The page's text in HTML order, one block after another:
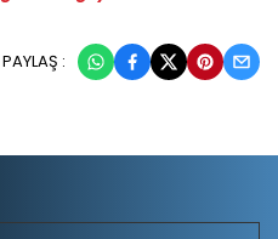
PAYLAŞ :